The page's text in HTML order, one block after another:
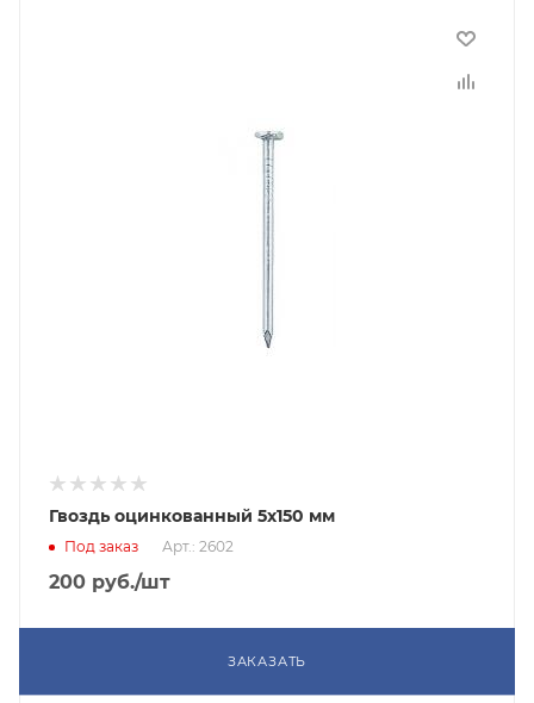
Гвоздь оцинкованный 5х150 мм
Под заказ Арт.: 2602
200 руб./шт
ЗАКАЗАТЬ